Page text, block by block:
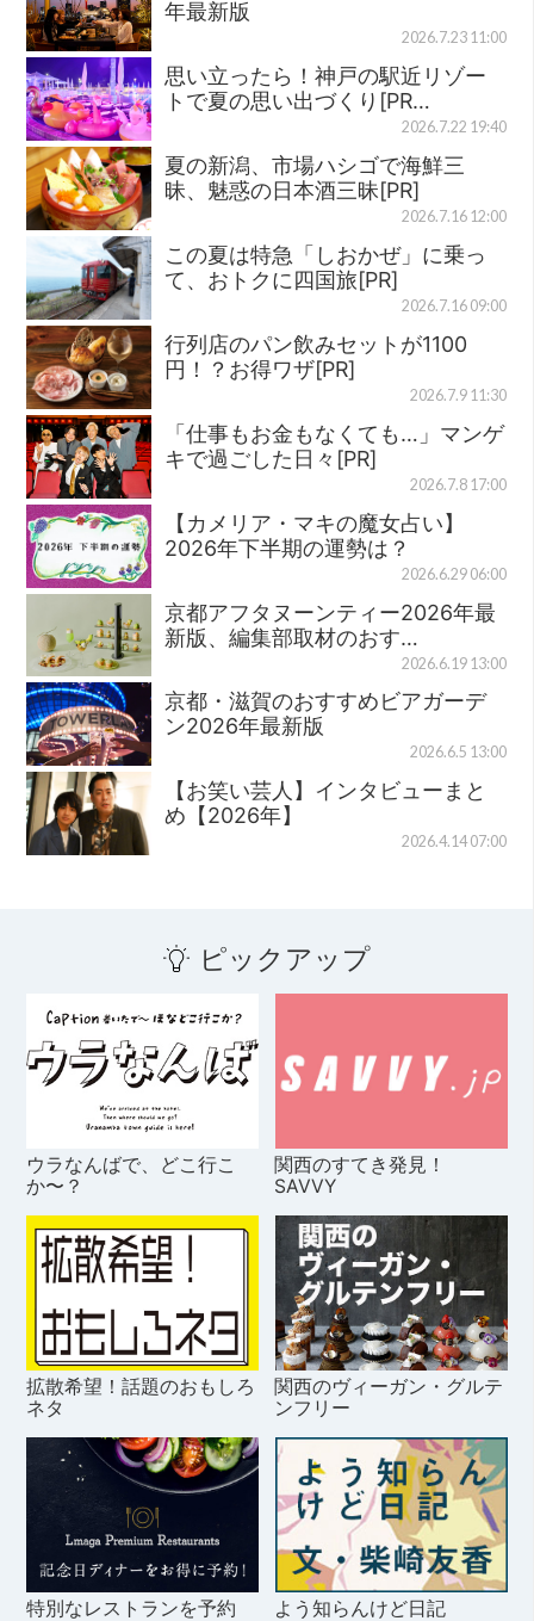
年最新版
2026.7.23 11:00
思い立ったら！神戸の駅近リゾー
トで夏の思い出づくり[PR…
2026.7.22 19:40
夏の新潟、市場ハシゴで海鮮三
昧、魅惑の日本酒三昧[PR]
2026.7.16 12:00
この夏は特急「しおかぜ」に乗っ
て、おトクに四国旅[PR]
2026.7.16 09:00
行列店のパン飲みセットが1100
円！？お得ワザ[PR]
2026.7.9 11:30
「仕事もお金もなくても…」マンゲ
キで過ごした日々[PR]
2026.7.8 17:00
【カメリア・マキの魔女占い】
2026年下半期の運勢は？
2026.6.29 06:00
京都アフタヌーンティー2026年最
新版、編集部取材のおす…
2026.6.19 13:00
京都・滋賀のおすすめビアガーデ
ン2026年最新版
2026.6.5 13:00
【お笑い芸人】インタビューまと
め【2026年】
2026.4.14 07:00
ピックアップ
ウラなんばで、どこ行こ
か〜？
関西のすてき発見！
SAVVY
拡散希望！話題のおもしろ
ネタ
関西のヴィーガン・グルテ
ンフリー
特別なレストランを予約 よう知らんけど日記